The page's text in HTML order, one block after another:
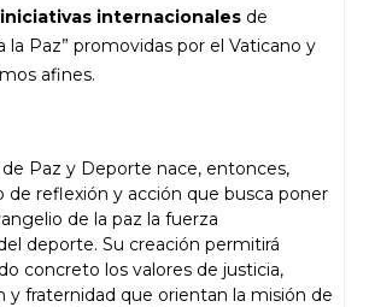
iniciativas internacionales de
la Paz” promovidas por el Vaticano y
afines.
Paz y Deporte nace, entonces,
reflexión y acción que busca poner
de la paz la fuerza
deporte. Su creación permitirá
concreto los valores de justicia,
y fraternidad que orientan la misión de